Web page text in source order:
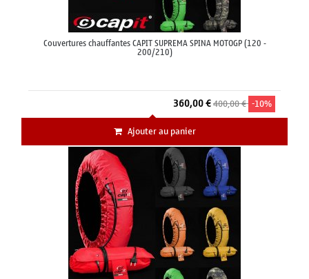
Couvertures chauffantes CAPIT SUPREMA SPINA MOTOGP (120 -
200/210)
360,00 €400,00 € -10%
Ajouter au panier